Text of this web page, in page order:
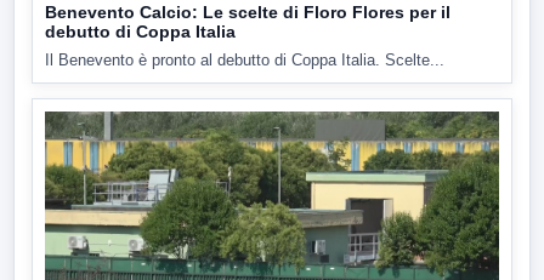
Benevento Calcio: Le scelte di Floro Flores per il
debutto di Coppa Italia
Il Benevento è pronto al debutto di Coppa Italia. Scelte...